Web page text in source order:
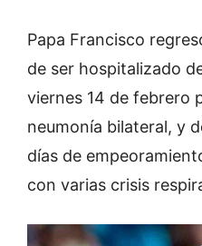
Papa Francisco
de ser hospitalizado
viernes 14 de febrero
neumonía bilateral, y
días de
con varias crisis